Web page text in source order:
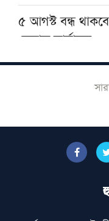
৫ আগস্ট বন্ধ
বেফাক কার্যালয়
হেজবুত তাওহীদ
পায়ে হেঁটে হজের